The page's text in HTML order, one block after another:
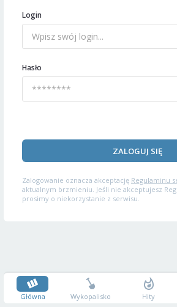
Login
Hasło
ZALOGUJ SIĘ
Zalogowanie oznacza akceptację Regulaminu
aktualnym brzmieniu. Jeśli nie akceptujesz
prosimy o niekorzystanie z serwisu.
Główna Wykopalisko Hity